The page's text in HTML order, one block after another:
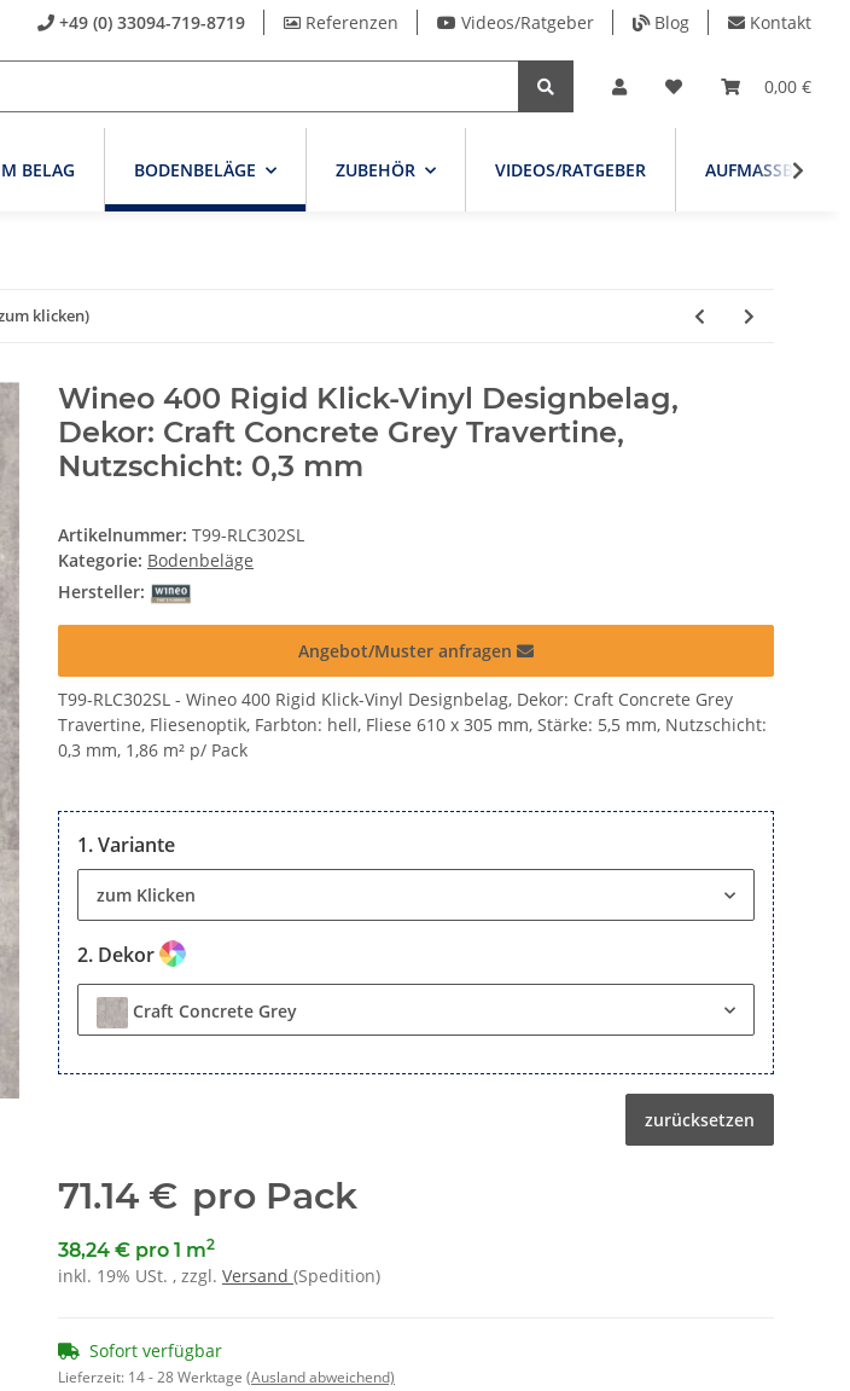
+49 (0) 33094-719-8719 Referenzen Videos/Ratgeber Blog Kontakt
0,00 €
BELAG BODENBELÄGE ZUBEHÖR VIDEOS/RATGEBER AUFMASSBLATT
klicken)
Wineo 400 Rigid Klick-Vinyl Designbelag,
Dekor: Craft Concrete Grey Travertine,
Nutzschicht: 0,3 mm
Artikelnummer: T99-RLC302SL
Kategorie: Bodenbeläge
Hersteller:
Angebot/Muster anfragen
T99-RLC302SL - Wineo 400 Rigid Klick-Vinyl Designbelag, Dekor: Craft Concrete Grey
Travertine, Fliesenoptik, Farbton: hell, Fliese 610 x 305 mm, Stärke: 5,5 mm, Nutzschicht:
0,3 mm, 1,86 m² p/ Pack
Variante
zum Klicken
Dekor
Craft Concrete Grey
zurücksetzen
71.14 € pro Pack
38,24 € pro 1 m2
inkl. 19% USt. , zzgl. Versand (Spedition)
Sofort verfügbar
Lieferzeit: 14 - 28 Werktage (Ausland abweichend)